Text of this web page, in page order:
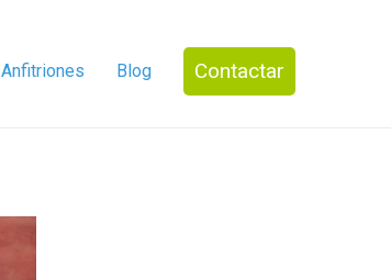
Anfitriones Blog Contactar